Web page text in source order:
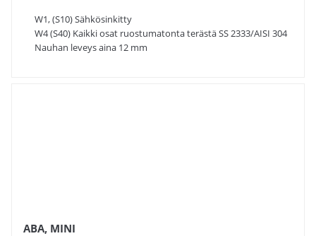
W1, (S10) Sähkösinkitty
W4 (S40) Kaikki osat ruostumatonta terästä SS 2333/AISI 304
Nauhan leveys aina 12 mm
ABA, MINI